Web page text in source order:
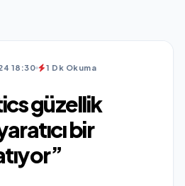
18:30 1 Dk Okuma
güzellik
bir